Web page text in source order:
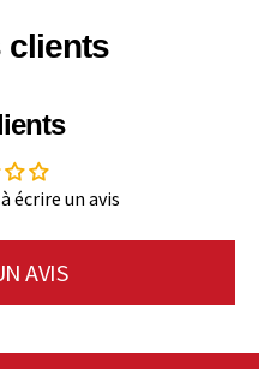
clients
écrire un avis
AVIS